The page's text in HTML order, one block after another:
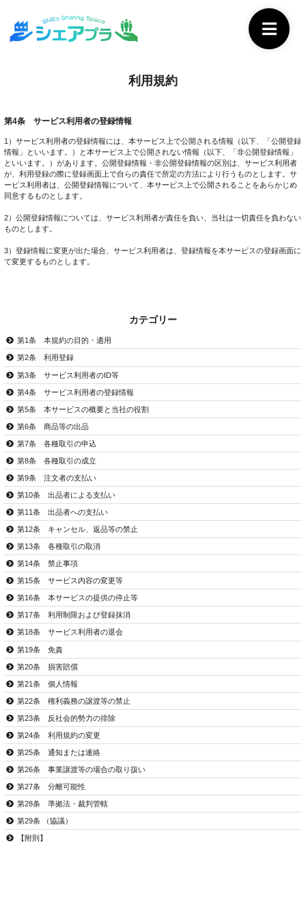
利用規約
第4条 サービス利用者の登録情報
1）サービス利用者の登録情報には、本サービス上で公開される情報（以下、「公開登録
情報」といいます。）と本サービス上で公開されない情報（以下、「非公開登録情報」
といいます。）があります。公開登録情報・非公開登録情報の区別は、サービス利用者
が、利用登録の際に登録画面上で自らの責任で所定の方法により行うものとします。サ
ービス利用者は、公開登録情報について、本サービス上で公開されることをあらかじめ
同意するものとします。
2）公開登録情報については、サービス利用者が責任を負い、当社は一切責任を負わない
ものとします。
3）登録情報に変更が出た場合、サービス利用者は、登録情報を本サービスの登録画面に
て変更するものとします。
カテゴリー
第1条 本規約の目的・適用
第2条 利用登録
第3条 サービス利用者のID等
第4条 サービス利用者の登録情報
第5条 本サービスの概要と当社の役割
第6条 商品等の出品
第7条 各種取引の申込
第8条 各種取引の成立
第9条 注文者の支払い
第10条 出品者による支払い
第11条 出品者への支払い
第12条 キャンセル、返品等の禁止
第13条 各種取引の取消
第14条 禁止事項
第15条 サービス内容の変更等
第16条 本サービスの提供の停止等
第17条 利用制限および登録抹消
第18条 サービス利用者の退会
第19条 免責
第20条 損害賠償
第21条 個人情報
第22条 権利義務の譲渡等の禁止
第23条 反社会的勢力の排除
第24条 利用規約の変更
第25条 通知または連絡
第26条 事業譲渡等の場合の取り扱い
第27条 分離可能性
第28条 準拠法・裁判管轄
第29条 （協議）
【附則】